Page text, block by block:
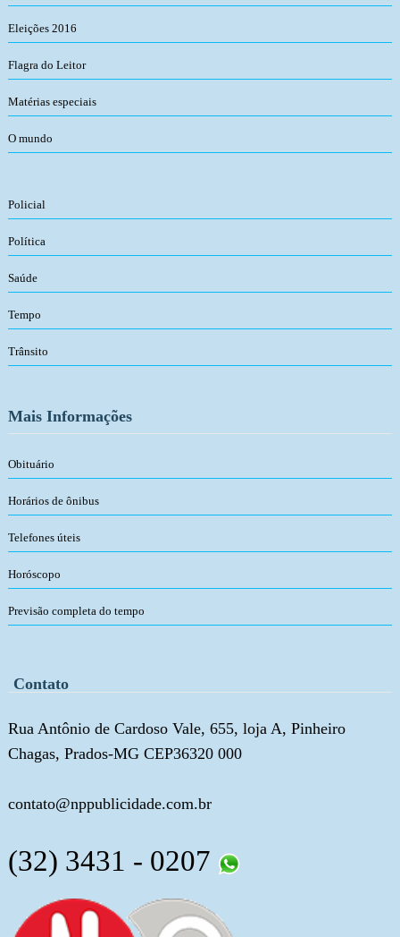
Eleições 2016
Flagra do Leitor
Matérias especiais
O mundo
Policial
Política
Saúde
Tempo
Trânsito
Mais Informações
Obituário
Horários de ônibus
Telefones úteis
Horóscopo
Previsão completa do tempo
Contato
Rua Antônio de Cardoso Vale, 655, loja A, Pinheiro
Chagas, Prados-MG CEP36320 000
contato@nppublicidade.com.br
(32) 3431 - 0207